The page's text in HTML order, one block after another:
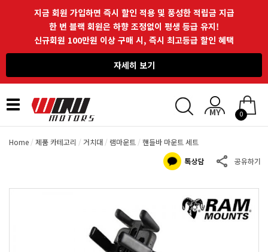
지금 회원 가입하면 즉시 할인 적용 및 풍성한 적립금 지급
한 번 블랙 회원은 하향 조정없이 평생 등급 유지!
신규회원 100만원 이상 구매 시, 즉시 최고등급 할인 혜택
자세히 보기
Toggle
navigation
0
Home 제품 카테고리 거치대 램마운트 핸들바 마운트 세트